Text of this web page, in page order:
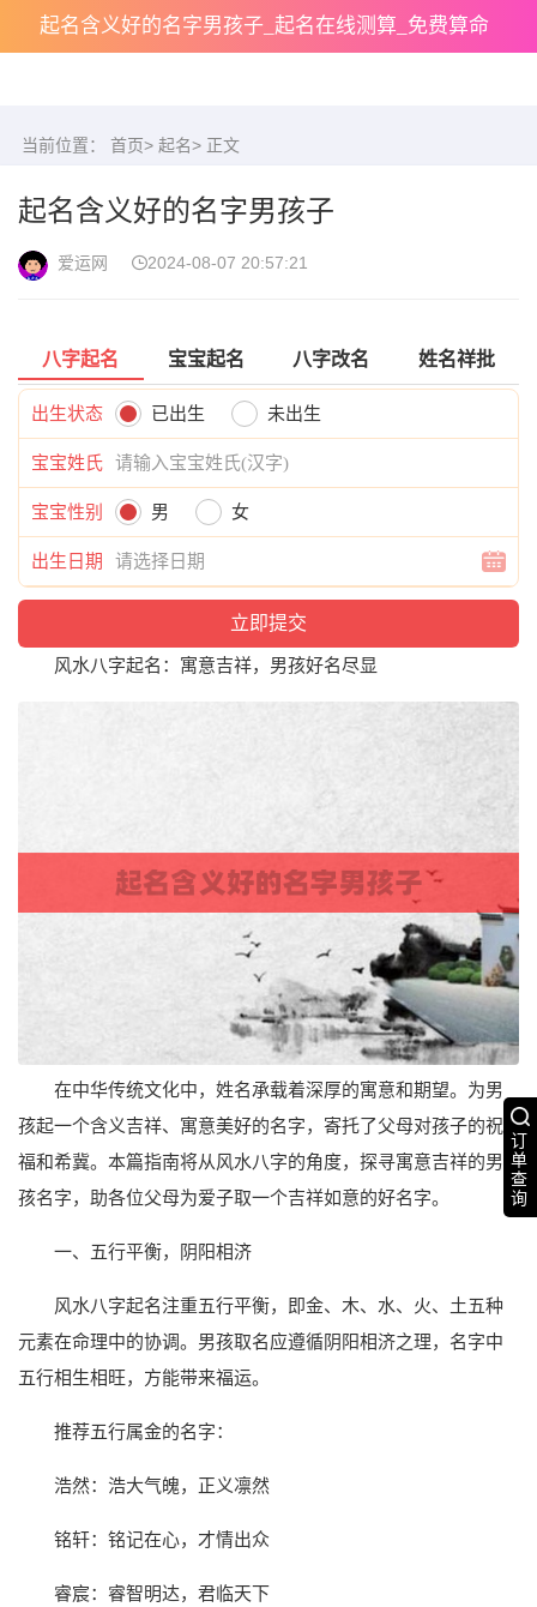
起名含义好的名字男孩子_起名在线测算_免费算命
订
单
查
询
当前位置： 首页> 起名> 正文
起名含义好的名字男孩子
爱运网 2024-08-07 20:57:21
八字起名 宝宝起名 八字改名 姓名祥批
出生状态 已出生 未出生
宝宝姓氏
宝宝性别 男 女
出生日期
风水八字起名：寓意吉祥，男孩好名尽显
在中华传统文化中，姓名承载着深厚的寓意和期望。为男
孩起一个含义吉祥、寓意美好的名字，寄托了父母对孩子的祝
福和希冀。本篇指南将从风水八字的角度，探寻寓意吉祥的男
孩名字，助各位父母为爱子取一个吉祥如意的好名字。
一、五行平衡，阴阳相济
风水八字起名注重五行平衡，即金、木、水、火、土五种
元素在命理中的协调。男孩取名应遵循阴阳相济之理，名字中
五行相生相旺，方能带来福运。
推荐五行属金的名字：
浩然：浩大气魄，正义凛然
铭轩：铭记在心，才情出众
睿宸：睿智明达，君临天下